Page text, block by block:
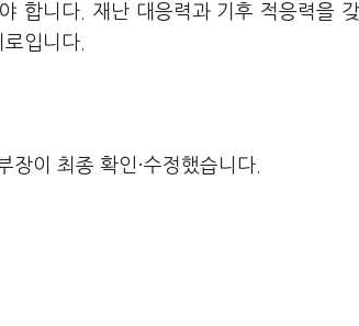
합니다. 재난 대응력과 기후 적응력을
입니다.
이 최종 확인·수정했습니다.